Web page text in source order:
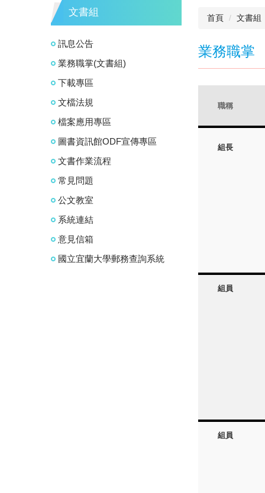
文書組
訊息公告
業務職掌(文書組)
下載專區
文檔法規
檔案應用專區
圖書資訊館ODF宣傳專區
文書作業流程
常見問題
公文教室
系統連結
意見信箱
國立宜蘭大學郵務查詢系統
首頁 文書組
業務職掌
職稱
組長
組員
組員